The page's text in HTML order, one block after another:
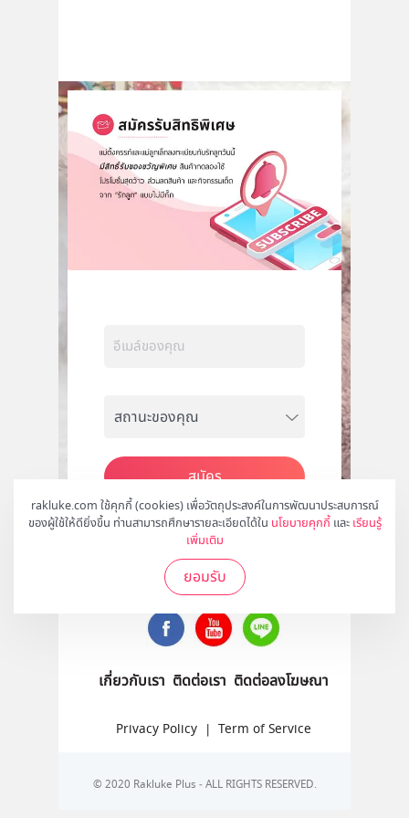
rakluke.com ใช้คุกกี้ (cookies) เพื่อวัตถุประสงค์ในการพัฒนาประสบการณ์
ของผู้ใช้ให้ดียิ่งขึ้น ท่านสามารถศึกษารายละเอียดได้ใน นโยบายคุกกี้ และ เรียนรู้
เพิ่มเติม
ยอมรับ
สมัคร
ติดตามเราได้ที่
เกี่ยวกับเรา ติดต่อเรา ติดต่อลงโฆษณา
Privacy Policy | Term of Service
© 2020 Rakluke Plus - ALL RIGHTS RESERVED.